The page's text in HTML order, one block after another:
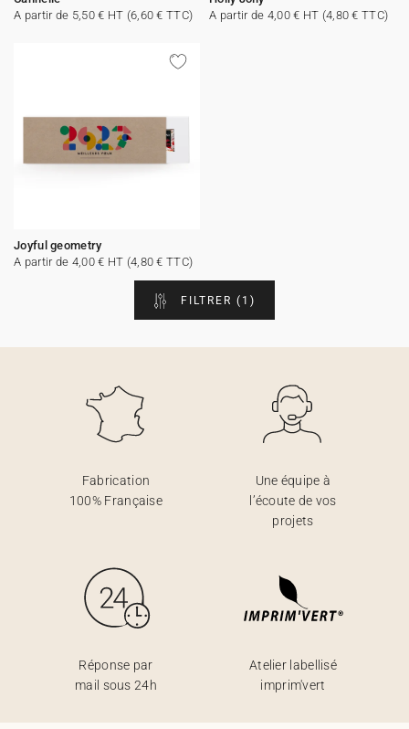
A partir de 5,50 € HT (6,60 € TTC)
A partir de 4,00 € HT (4,80 € TTC)
Joyful geometry
A partir de 4,00 € HT (4,80 € TTC)
FILTRER (1)
Fabrication
100% Française
Une équipe à
l’écoute de vos
projets
Réponse par
mail sous 24h
Atelier labellisé
imprim'vert